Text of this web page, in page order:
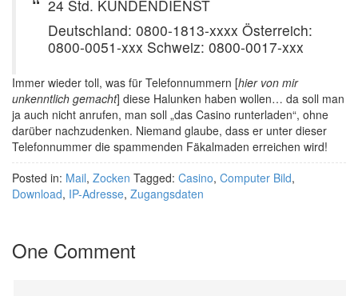
24 Std. KUNDENDIENST
Deutschland: 0800-1813-xxxx Österreich:
0800-0051-xxx Schweiz: 0800-0017-xxx
Immer wieder toll, was für Telefonnummern [hier von mir
unkenntlich gemacht] diese Halunken haben wollen… da soll man
ja auch nicht anrufen, man soll „das Casino runterladen“, ohne
darüber nachzudenken. Niemand glaube, dass er unter dieser
Telefonnummer die spammenden Fäkalmaden erreichen wird!
Posted in: Mail, Zocken Tagged: Casino, Computer Bild,
Download, IP-Adresse, Zugangsdaten
One Comment